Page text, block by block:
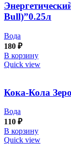
Bull)”0.25л
Вода
180 ₽
В корзину
Quick view
Кока-Кола
Вода
110 ₽
В корзину
Quick view